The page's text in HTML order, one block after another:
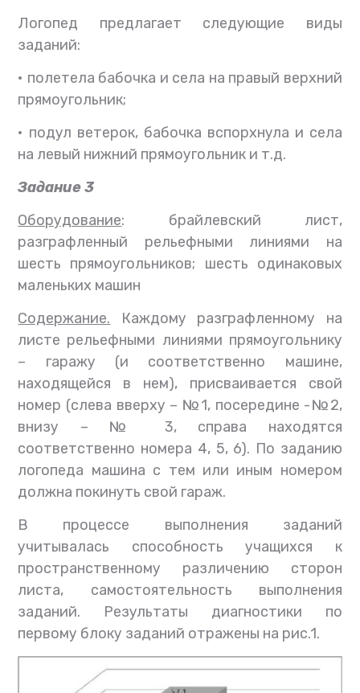
Логопед предлагает следующие виды
заданий:
• полетела бабочка и села на правый верхний
прямоугольник;
• подул ветерок, бабочка вспорхнула и села
на левый нижний прямоугольник и т.д.
Задание 3
Оборудование: брайлевский лист,
разграфленный рельефными линиями на
шесть прямоугольников; шесть одинаковых
маленьких машин
Содержание. Каждому разграфленному на
листе рельефными линиями прямоугольнику
– гаражу (и соответственно машине,
находящейся в нем), присваивается свой
номер (слева вверху – №1, посередине -№2,
внизу – № 3, справа находятся
соответственно номера 4, 5, 6). По заданию
логопеда машина с тем или иным номером
должна покинуть свой гараж.
В процессе выполнения заданий
учитывалась способность учащихся к
пространственному различению сторон
листа, самостоятельность выполнения
заданий. Результаты диагностики по
первому блоку заданий отражены на рис.1.